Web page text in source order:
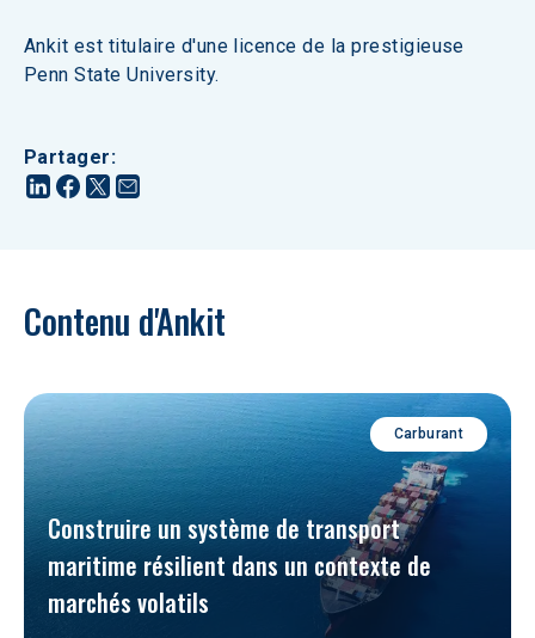
Ankit est titulaire d'une licence de la prestigieuse
Penn State University.
Partager:
Contenu d'Ankit
Carburant
Construire un système de transport
maritime résilient dans un contexte de
marchés volatils